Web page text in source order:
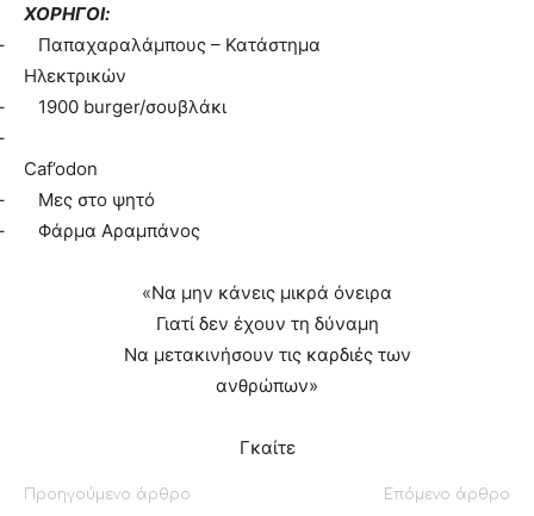
ΧΟΡΗΓΟΙ:
Παπαχαραλάμπους – Κατάστημα
Ηλεκτρικών
1900 burger/σουβλάκι
Caf’odon
Μες στο ψητό
Φάρμα Αραμπάνος
«Να μην κάνεις μικρά όνειρα
Γιατί δεν έχουν τη δύναμη
Να μετακινήσουν τις καρδιές των
ανθρώπων»
Γκαίτε
Προηγούμενο άρθρο Επόμενο άρθρο